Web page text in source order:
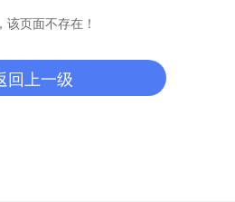
该页面不存在！
回上一级